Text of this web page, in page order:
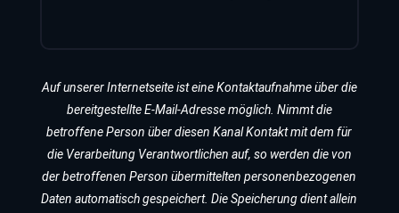
Auf unserer Internetseite ist eine Kontaktaufnahme über die
bereitgestellte E-Mail-Adresse möglich. Nimmt die
betroffene Person über diesen Kanal Kontakt mit dem für
die Verarbeitung Verantwortlichen auf, so werden die von
der betroffenen Person übermittelten personenbezogenen
Daten automatisch gespeichert. Die Speicherung dient allein